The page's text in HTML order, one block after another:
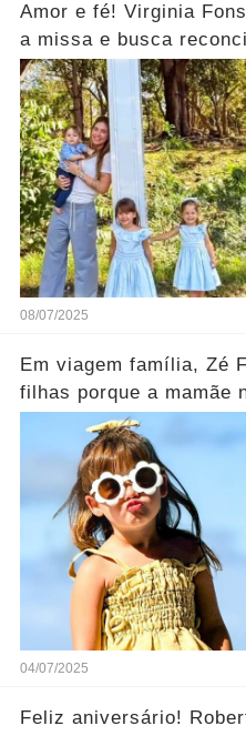
Amor e fé! Virginia
a missa e busca
abençoado'.... Ver mais
08/07/2025
Em viagem família, Zé
filhas porque a mamãe
04/07/2025
Feliz aniversário!